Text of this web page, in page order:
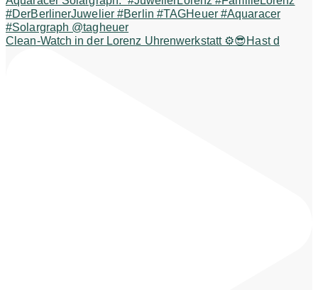
Clean-Watch in der Lorenz Uhrenwerkstatt ⚙️😎Hast d